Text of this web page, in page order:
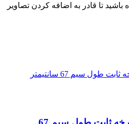
تا قادر به اضافه کردن تصاویر